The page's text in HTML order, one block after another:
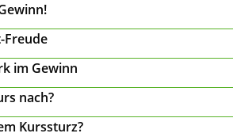
Freude
im Gewinn
nach?
Kurssturz?